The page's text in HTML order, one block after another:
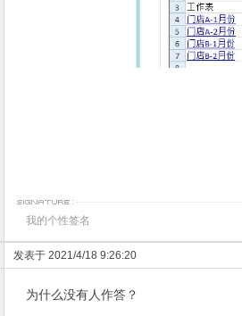
我的个性签名
发表于 2021/4/18 9:26:20
为什么没有人作答？